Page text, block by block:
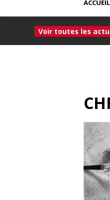
ACCUEIL
Voir toutes les